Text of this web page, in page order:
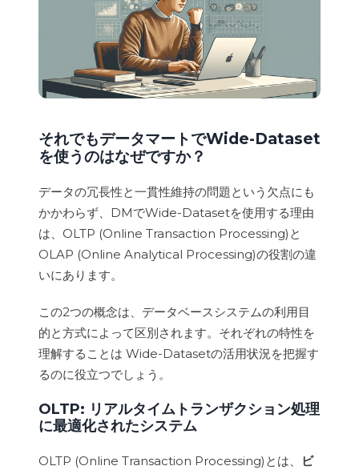
それでもデータマートでWide-Dataset
を使うのはなぜですか？
データの冗長性と一貫性維持の問題という欠点にも
かかわらず、DMでWide-Datasetを使用する理由
は、OLTP (Online Transaction Processing)と
OLAP (Online Analytical Processing)の役割の違
いにあります。
この2つの概念は、データベースシステムの利用目
的と方式によって区別されます。それぞれの特性を
理解することは Wide-Datasetの活用状況を把握す
るのに役立つでしょう。
OLTP: リアルタイムトランザクション処理
に最適化されたシステム
OLTP (Online Transaction Processing)とは、
ビ